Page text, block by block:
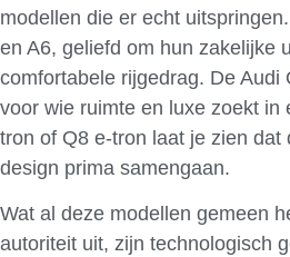
modellen die er echt
en A6, geliefd om hun zakelijke
comfortabele rijgedrag. De Audi
voor wie ruimte en luxe zoekt in
tron of Q8 e-tron laat je zien dat
design prima samengaan.
Wat al deze modellen gemeen
autoriteit uit, zijn technologisch